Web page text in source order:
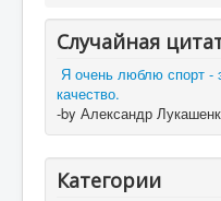
Случайная
Я очень люблю спорт -
качество.
-by Александр
Категории